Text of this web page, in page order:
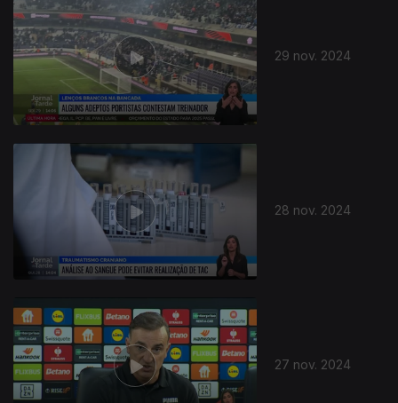
29 nov. 2024
28 nov. 2024
27 nov. 2024
811680